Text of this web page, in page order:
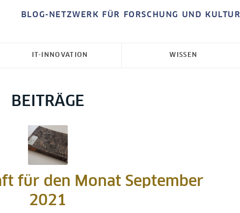
BLOG-NETZWERK FÜR FORSCHUNG UND KULTUR
IT-INNOVATION WISSEN
BEITRÄGE
für den Monat September
2021